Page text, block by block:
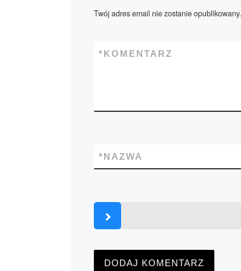
Twój adres email nie zostanie opublikowany.
KOMENTARZ
*
NAZWA
*